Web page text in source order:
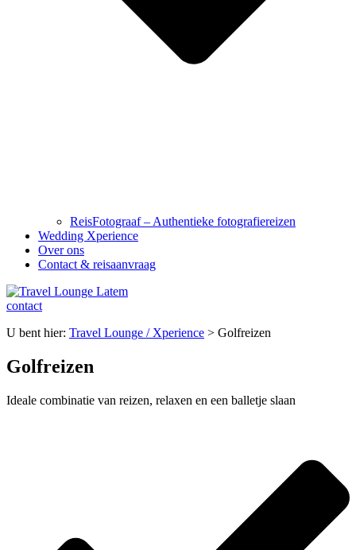
ReisFotograaf – Authentieke fotografiereizen
Wedding Xperience
Over ons
Contact & reisaanvraag
contact
U bent hier: Travel Lounge / Xperience > Golfreizen
Golfreizen
Ideale combinatie van reizen, relaxen en een balletje slaan